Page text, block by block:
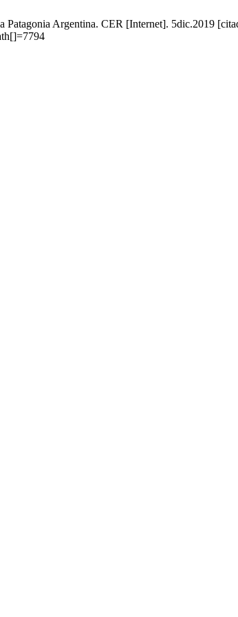
Patagonia Argentina. CER [Internet]. 5dic.2019